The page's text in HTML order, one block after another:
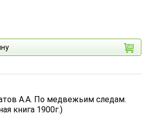
А.А. По медвежьим следам.
книга 1900г.)